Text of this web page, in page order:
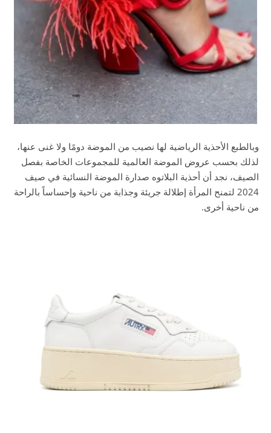
وبالطبع الأحذية الرياضية لها نصيب من الموضة دومًا ولا غنى عنها،
لذلك بحسب عروض الموضة العالمية للمجموعات الخاصة بفصل
الصيف، نجد أن أحذية البلاتوه صدارة الموضة النسائية في صيف
2024 لتمنح المرأة إطلالة جريئة وجذابة من ناحية وإحساساً بالراحة
من ناحية أخرى.